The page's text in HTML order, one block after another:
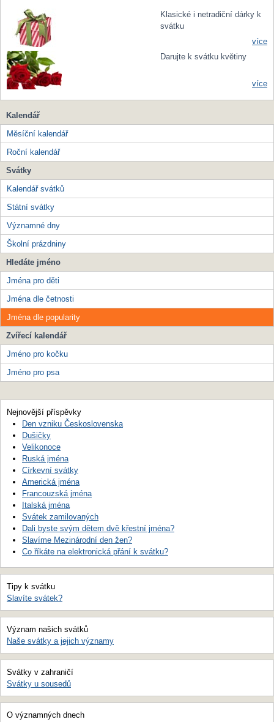
Klasické i netradiční dárky k
svátku
více
Darujte k svátku květiny
více
Kalendář
Měsíční kalendář
Roční kalendář
Svátky
Kalendář svátků
Státní svátky
Významné dny
Školní prázdniny
Hledáte jméno
Jména pro děti
Jména dle četnosti
Jména dle popularity
Zvířecí kalendář
Jméno pro kočku
Jméno pro psa
Nejnovější příspěvky
Den vzniku Československa
Dušičky
Velikonoce
Ruská jména
Církevní svátky
Americká jména
Francouzská jména
Italská jména
Svátek zamilovaných
Dali byste svým dětem dvě křestní jména?
Slavíme Mezinárodní den žen?
Co říkáte na elektronická přání k svátku?
Tipy k svátku
Slavíte svátek?
Význam našich svátků
Naše svátky a jejich významy
Svátky v zahraničí
Svátky u sousedů
O významných dnech